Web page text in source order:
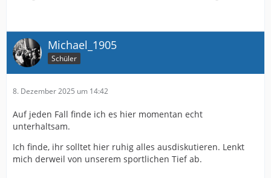
Michael_1905
Schüler
8. Dezember 2025 um 14:42
Auf jeden Fall finde ich es hier momentan echt
unterhaltsam.
Ich finde, ihr solltet hier ruhig alles ausdiskutieren. Lenkt
mich derweil von unserem sportlichen Tief ab.